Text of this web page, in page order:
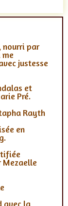
par
me
justesse
et
Pré.
Rayth
en
Mezaelle
avec la